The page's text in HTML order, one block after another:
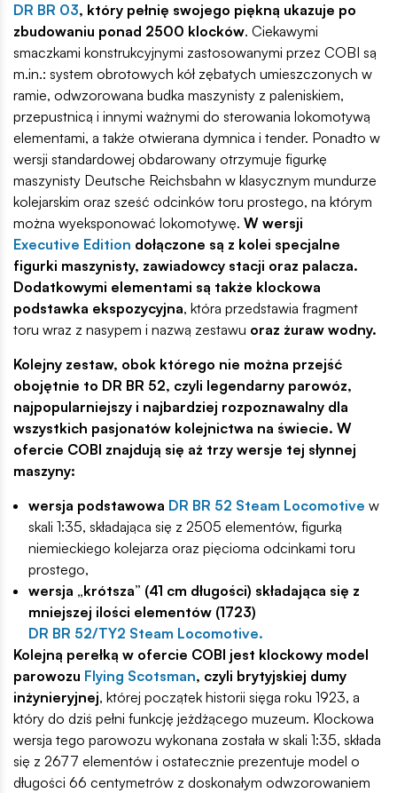
DR BR 03, który pełnię swojego piękną ukazuje po
zbudowaniu ponad 2500 klocków. Ciekawymi
smaczkami konstrukcyjnymi zastosowanymi przez COBI są
m.in.: system obrotowych kół zębatych umieszczonych w
ramie, odwzorowana budka maszynisty z paleniskiem,
przepustnicą i innymi ważnymi do sterowania lokomotywą
elementami, a także otwierana dymnica i tender. Ponadto w
wersji standardowej obdarowany otrzymuje figurkę
maszynisty Deutsche Reichsbahn w klasycznym mundurze
kolejarskim oraz sześć odcinków toru prostego, na którym
można wyeksponować lokomotywę. W wersji
Executive Edition dołączone są z kolei specjalne
figurki maszynisty, zawiadowcy stacji oraz palacza.
Dodatkowymi elementami są także klockowa
podstawka ekspozycyjna, która przedstawia fragment
toru wraz z nasypem i nazwą zestawu oraz żuraw wodny.
Kolejny zestaw, obok którego nie można przejść
obojętnie to DR BR 52, czyli legendarny parowóz,
najpopularniejszy i najbardziej rozpoznawalny dla
wszystkich pasjonatów kolejnictwa na świecie. W
ofercie COBI znajdują się aż trzy wersje tej słynnej
maszyny:
wersja podstawowa DR BR 52 Steam Locomotive w
skali 1:35, składająca się z 2505 elementów, figurką
niemieckiego kolejarza oraz pięcioma odcinkami toru
prostego,
wersja „krótsza” (41 cm długości) składająca się z
mniejszej ilości elementów (1723)
DR BR 52/TY2 Steam Locomotive.
Kolejną perełką w ofercie COBI jest klockowy model
parowozu Flying Scotsman, czyli brytyjskiej dumy
inżynieryjnej, której początek historii sięga roku 1923, a
który do dziś pełni funkcję jeżdżącego muzeum. Klockowa
wersja tego parowozu wykonana została w skali 1:35, składa
się z 2677 elementów i ostatecznie prezentuje model o
długości 66 centymetrów z doskonałym odwzorowaniem